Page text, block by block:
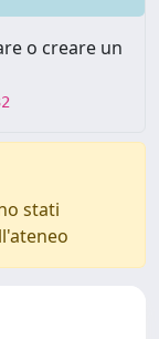
o creare un
stati